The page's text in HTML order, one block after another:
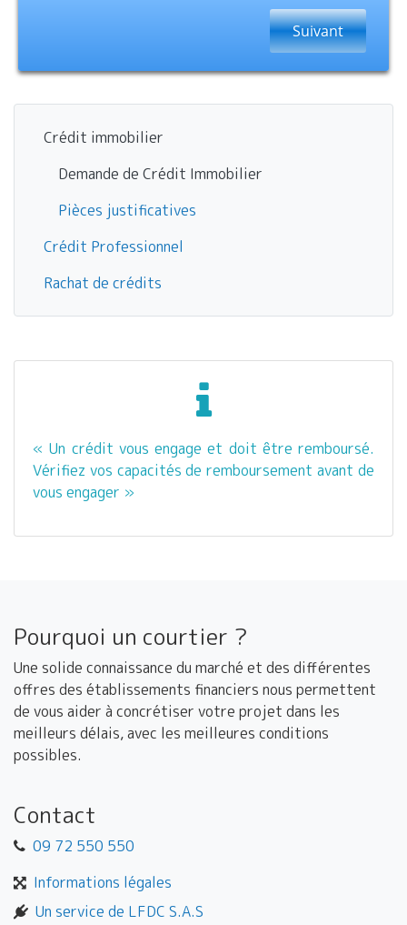
Suivant
Crédit immobilier
Demande de Crédit Immobilier
Pièces justificatives
Crédit Professionnel
Rachat de crédits
« Un crédit vous engage et doit être remboursé.
Vérifiez vos capacités de remboursement avant de
vous engager »
Pourquoi un courtier ?
Une solide connaissance du marché et des différentes
offres des établissements financiers nous permettent
de vous aider à concrétiser votre projet dans les
meilleurs délais, avec les meilleures conditions
possibles.
Contact
09 72 550 550
Informations légales
Un service de LFDC S.A.S